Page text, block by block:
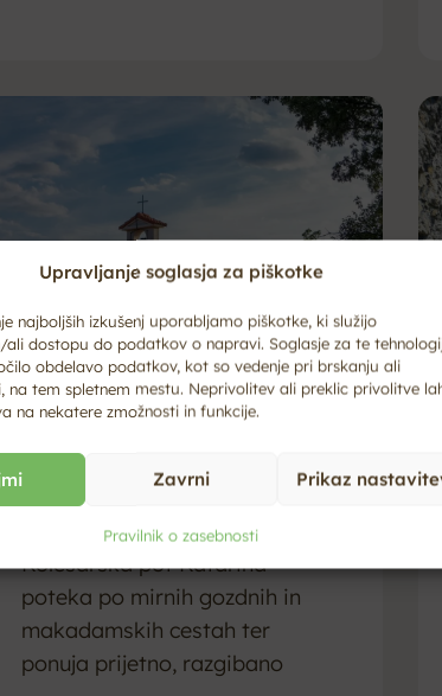
Upravljanje soglasja za piškotke
najboljših izkušenj uporabljamo piškotke, ki služijo
ali dostopu do podatkov o napravi. Soglasje za te
obdelavo podatkov, kot so vedenje pri brskanju ali
na tem spletnem mestu. Neprivolitev ali preklic privolitve
na nekatere zmožnosti in funkcije.
Zavrni Prikaz
Pravilnik o zasebnosti
Katarina
Kolesarska pot Katarina
poteka po mirnih gozdnih in
makadamskih cestah ter
ponuja prijetno, razgibano